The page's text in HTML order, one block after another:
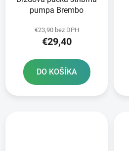
pumpa Brembo
€23,90 bez DPH
€29,40
DO KOŠÍKA